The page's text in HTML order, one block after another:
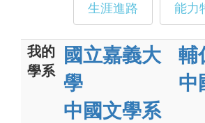
生涯進路 能力
我的
學系
國立嘉義大
學
中國文學系
輔
中